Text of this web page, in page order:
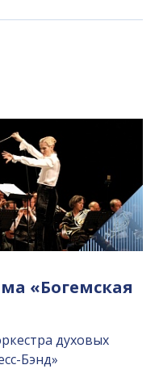
«Богемская
духовых
Бэнд»